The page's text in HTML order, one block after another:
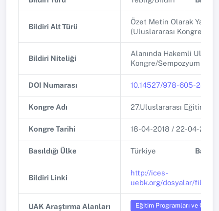
Bildiri Alt Türü
Özet Metin Olarak
(Uluslararası Kongre/
Bildiri Niteliği
Alanında Hakemli
Kongre/Sempozyum
DOI Numarası 10.14527/978-605-241-
Kongre Adı 27.Uluslararası Eğitim
Kongre Tarihi 18-04-2018 / 22-04-2018
Basıldığı Ülke Türkiye
Bildiri Linki
http://ices-
uebk.org/dosyalar/files/
UAK Araştırma Alanları Eğitim Programları ve